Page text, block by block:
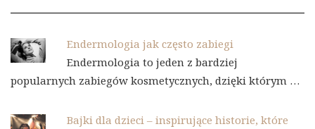
Endermologia jak często zabiegi
Endermologia to jeden z bardziej
popularnych zabiegów kosmetycznych, dzięki którym …
Bajki dla dzieci – inspirujące historie, które